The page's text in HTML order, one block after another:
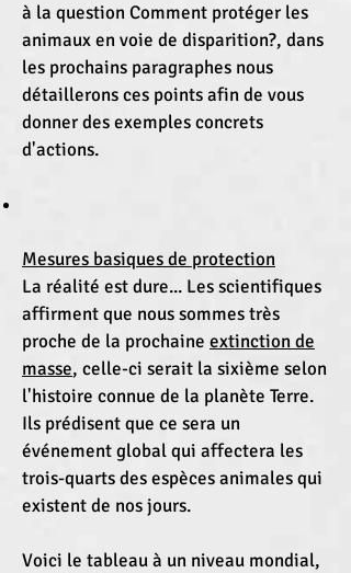
à la question Comment protéger les
animaux en voie de disparition?, dans
les prochains paragraphes nous
détaillerons ces points afin de vous
donner des exemples concrets
d'actions.
Mesures basiques de protection
La réalité est dure... Les scientifiques
affirment que nous sommes très
proche de la prochaine extinction de
masse, celle-ci serait la sixième selon
l'histoire connue de la planète Terre.
Ils prédisent que ce sera un
événement global qui affectera les
trois-quarts des espèces animales qui
existent de nos jours.
Voici le tableau à un niveau mondial,